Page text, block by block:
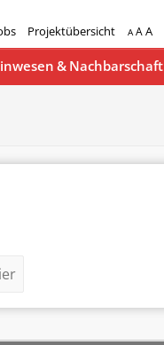
Projektübersicht A AA
& Nachbarschaft